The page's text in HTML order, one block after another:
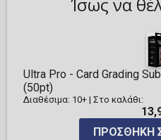
Ίσως να
Ultra Pro - Card Grading
(50pt)
Διαθέσιμα: 10+ | Στο καλάθι:
ΠΡΟΣΘΉΚΗ